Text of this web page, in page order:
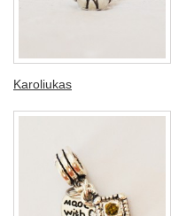
Karoliukas